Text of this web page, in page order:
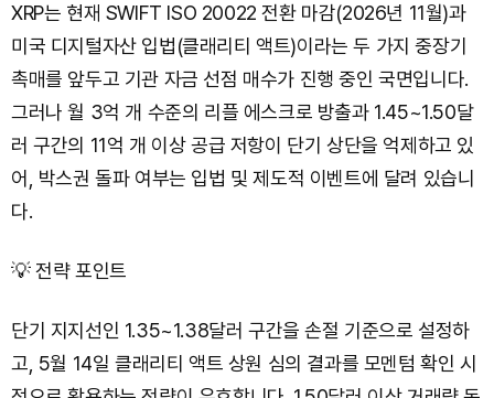
XRP는 현재 SWIFT ISO 20022 전환 마감(2026년 11월)과
미국 디지털자산 입법(클래리티 액트)이라는 두 가지 중장기
촉매를 앞두고 기관 자금 선점 매수가 진행 중인 국면입니다.
그러나 월 3억 개 수준의 리플 에스크로 방출과 1.45~1.50달
러 구간의 11억 개 이상 공급 저항이 단기 상단을 억제하고 있
어, 박스권 돌파 여부는 입법 및 제도적 이벤트에 달려 있습니
다.
💡 전략 포인트
단기 지지선인 1.35~1.38달러 구간을 손절 기준으로 설정하
고, 5월 14일 클래리티 액트 상원 심의 결과를 모멘텀 확인 시